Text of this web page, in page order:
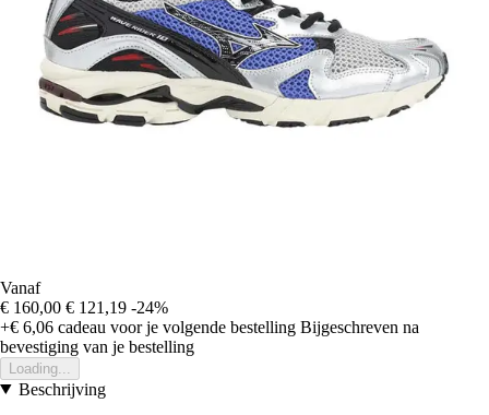
Vanaf
€ 160,00 € 121,19 -24%
+€ 6,06 cadeau voor je volgende bestelling Bijgeschreven na
bevestiging van je bestelling
Loading...
Beschrijving